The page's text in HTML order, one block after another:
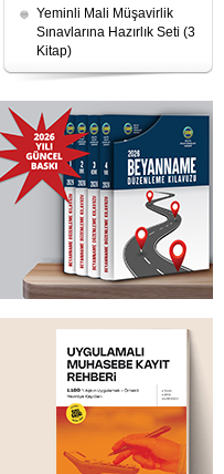
Yeminli Mali Müşavirlik
Sınavlarına Hazırlık Seti (3
Kitap)